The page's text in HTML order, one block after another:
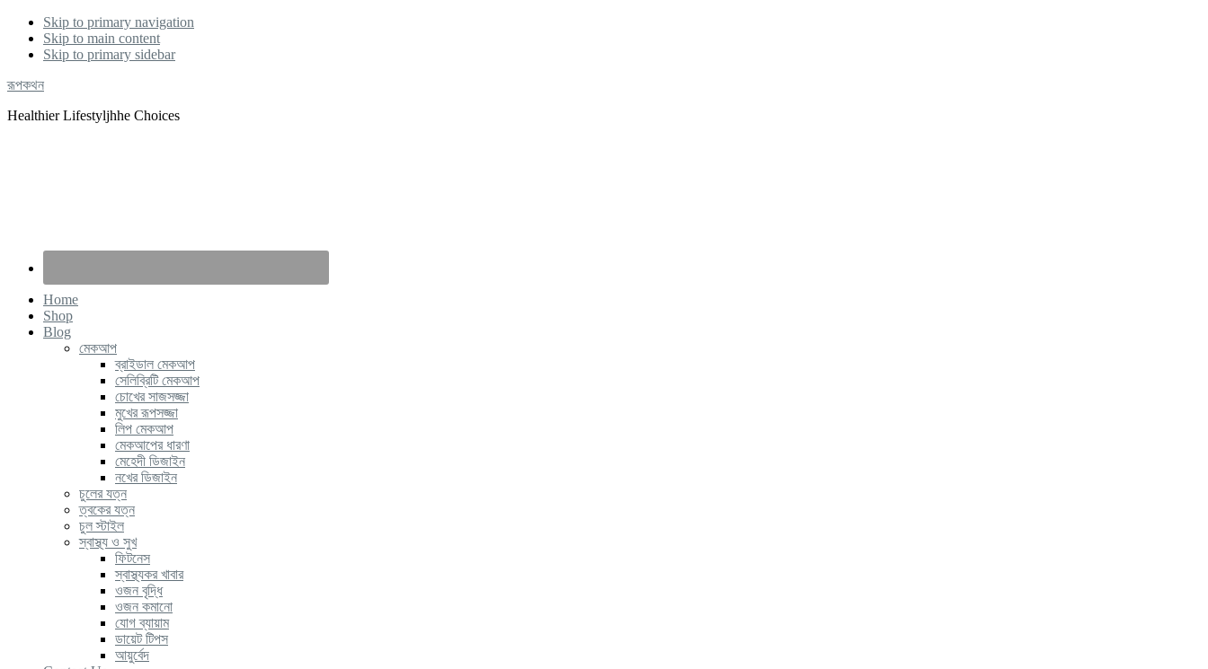
Skip to primary navigation
Skip to main content
Skip to primary sidebar
রূপকথন
Healthier Lifestyljhhe Choices
Home
Shop
Blog
মেকআপ
ব্রাইডাল মেকআপ
সেলিব্রিটি মেকআপ
চোখের সাজসজ্জা
মুখের রূপসজ্জা
লিপ মেকআপ
মেকআপের ধারণা
মেহেদী ডিজাইন
নখের ডিজাইন
চুলের যত্ন
ত্বকের যত্ন
চুল স্টাইল
স্বাস্থ্য ও সুখ
ফিটনেস
স্বাস্থ্যকর খাবার
ওজন বৃদ্ধি
ওজন কমানো
যোগ ব্যায়াম
ডায়েট টিপস
আয়ুর্বেদ